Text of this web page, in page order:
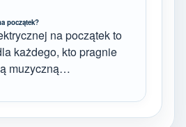
początek?
na początek to
każdego, kto pragnie
muzyczną…